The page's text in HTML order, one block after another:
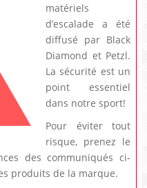
matériels
d’escalade a été
diffusé par Black
Diamond et Petzl.
La sécurité est un
point essentiel
dans notre sport!
Pour éviter tout
risque, prenez le
des communiqués ci-
produits de la marque.